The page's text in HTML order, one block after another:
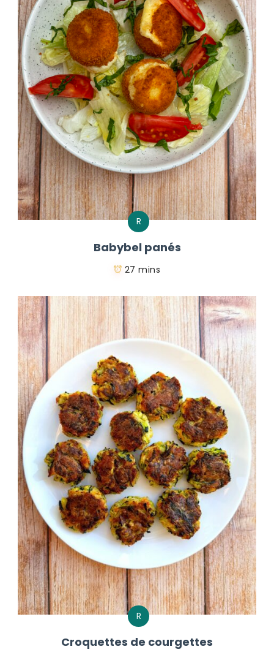
R
Babybel panés
27 mins
R
Croquettes de courgettes